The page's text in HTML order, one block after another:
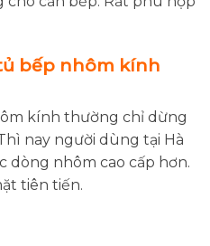
bếp nhôm kính
kính thường chỉ dừng
nay người dùng tại Hà
dòng nhôm cao cấp hơn.
tiên tiến.